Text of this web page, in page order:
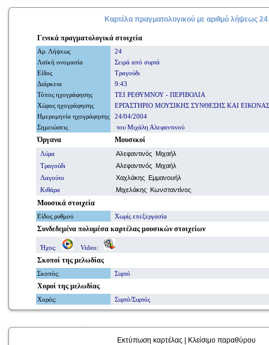
Καρτέλα πραγματολογικού με αριθμό λήψεως 24
Γενικά πραγματολογικά στοιχεία
Αρ. Λήψεως
24
Λαϊκή ονομασία
Σειρά από συρτά
Είδος
Τραγούδι
Διάρκεια
9:43
Τόπος ηχογράφησης
ΤΕΙ ΡΕΘΥΜΝΟΥ - ΠΕΡΙΒΟΛΙΑ
Χώρος ηχογράφησης
ΕΡΓΑΣΤΗΡΙΟ ΜΟΥΣΙΚΗΣ ΣΥΝΘΕΣΗΣ ΚΑΙ ΕΙΚΟΝΑΣ
Ημερομηνία ηχογράφησης
24/04/2004
Σημειώσεις
του Μιχάλη Αλεφαντινού
Όργανα Μουσικοί
Λύρα
Αλεφαντινός Μιχαήλ
Τραγούδι
Αλεφαντινός Μιχαήλ
Λαγούτο
Χαχλάκης Εμμανουήλ
Κιθάρα
Μιχελάκης Κωνσταντίνος
Μουσικά στοιχεία
Είδος ρυθμού Χωρίς επεξεργασία
Συνδεδεμένα πολυμέσα καρτέλας μουσικών στοιχείων
Ήχος: Video:
Σκοποί της μελωδίας
Σκοπός: Συρτό
Χοροί της μελωδίας
Χορός: Συρτό/Συρτός
Εκτύπωση καρτέλας Κλείσιμο παραθύρου